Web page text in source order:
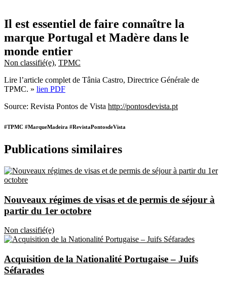
Il est essentiel de faire connaître la
marque Portugal et Madère dans le
monde entier
Non classifié(e), TPMC
Lire l’article complet de Tânia Castro, Directrice Générale de
TPMC. » lien PDF
Source: Revista Pontos de Vista http://pontosdevista.pt
#TPMC #MarqueMadeira #RevistaPontosdeVista
Publications similaires
Nouveaux régimes de visas et de permis de séjour à
partir du 1er octobre
Non classifié(e)
Acquisition de la Nationalité Portugaise – Juifs
Séfarades